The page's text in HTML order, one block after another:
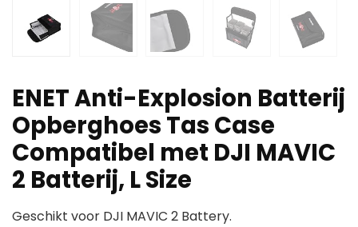
ENET Anti-Explosion Batterij
Opberghoes Tas Case
Compatibel met DJI MAVIC
2 Batterij, L Size
Geschikt voor DJI MAVIC 2 Battery.